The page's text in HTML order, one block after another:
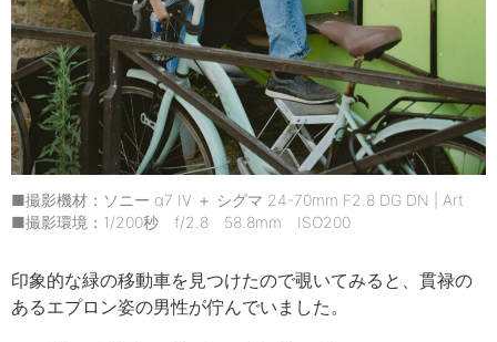
■撮影機材：ソニー α7 IV ＋ シグマ 24-70mm F2.8 DG DN | Art
■撮影環境：1/200秒 f/2.8 58.8mm ISO200
印象的な緑の移動車を見つけたので覗いてみると、貫禄の
あるエプロン姿の男性が佇んでいました。